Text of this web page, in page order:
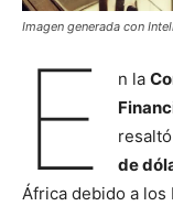
Imagen generada con
E n la
de
África debido a los